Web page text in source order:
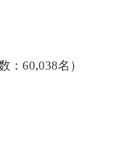
：60,038名）